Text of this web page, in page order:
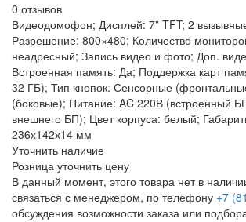
0 отзывов
Видеодомофон; Дисплей: 7” TFT; 2
Разрешение: 800×480; Количество
неадресный; Запись видео и фото; Доп.
Встроенная память: Да; Поддержка карт
32 ГБ); Тип кнопок: Сенсорные
(боковые); Питание: AC 220В (встроенный
внешнего БП); Цвет корпуса: белый;
236х142х14 мм
Уточнить наличие
Розница уточнить цену
В данный момент, этого товара нет в
связаться с менеджером, по телефону +7
обсуждения возможности заказа или